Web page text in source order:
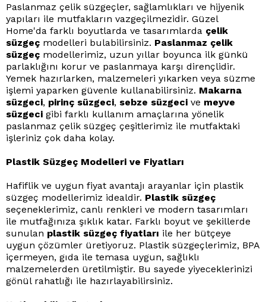
Paslanmaz çelik süzgeçler, sağlamlıkları ve hijyenik
yapıları ile mutfakların vazgeçilmezidir. Güzel
Home'da farklı boyutlarda ve tasarımlarda çelik
süzgeç modelleri bulabilirsiniz. Paslanmaz çelik
süzgeç modellerimiz, uzun yıllar boyunca ilk günkü
parlaklığını korur ve paslanmaya karşı dirençlidir.
Yemek hazırlarken, malzemeleri yıkarken veya süzme
işlemi yaparken güvenle kullanabilirsiniz. Makarna
süzgeci, pirinç süzgeci, sebze süzgeci ve meyve
süzgeci gibi farklı kullanım amaçlarına yönelik
paslanmaz çelik süzgeç çeşitlerimiz ile mutfaktaki
işleriniz çok daha kolay.
Plastik Süzgeç Modelleri ve Fiyatları
Hafiflik ve uygun fiyat avantajı arayanlar için plastik
süzgeç modellerimiz idealdir. Plastik süzgeç
seçeneklerimiz, canlı renkleri ve modern tasarımları
ile mutfağınıza şıklık katar. Farklı boyut ve şekillerde
sunulan plastik süzgeç fiyatları ile her bütçeye
uygun çözümler üretiyoruz. Plastik süzgeçlerimiz, BPA
içermeyen, gıda ile temasa uygun, sağlıklı
malzemelerden üretilmiştir. Bu sayede yiyeceklerinizi
gönül rahatlığı ile hazırlayabilirsiniz.